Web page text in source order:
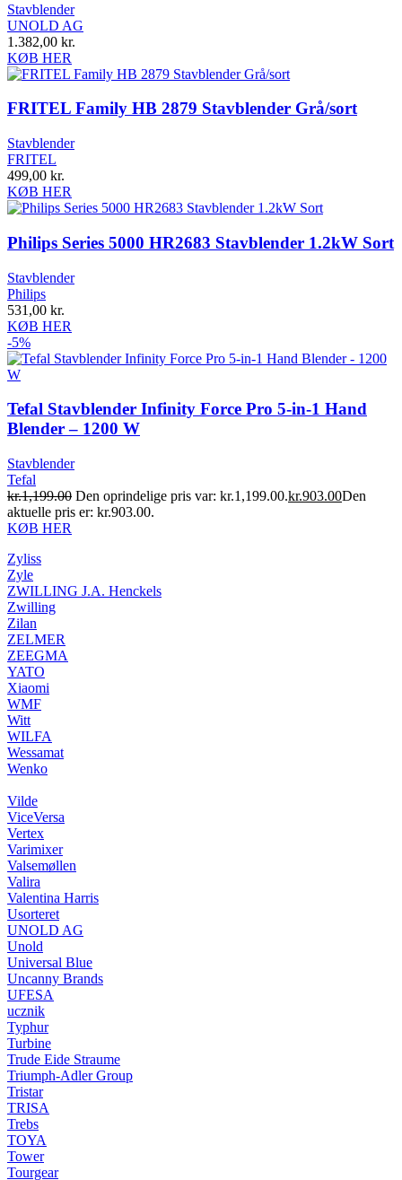
Stavblender
UNOLD AG
1.382,00 kr.
KØB HER
FRITEL Family HB 2879 Stavblender Grå/sort
Stavblender
FRITEL
499,00 kr.
KØB HER
Philips Series 5000 HR2683 Stavblender 1.2kW Sort
Stavblender
Philips
531,00 kr.
KØB HER
-5%
Tefal Stavblender Infinity Force Pro 5-in-1 Hand
Blender – 1200 W
Stavblender
Tefal
kr.1,199.00 Den oprindelige pris var: kr.1,199.00.kr.903.00Den
aktuelle pris er: kr.903.00.
KØB HER
Zyliss
Zyle
ZWILLING J.A. Henckels
Zwilling
Zilan
ZELMER
ZEEGMA
YATO
Xiaomi
WMF
Witt
WILFA
Wessamat
Wenko
Vilde
ViceVersa
Vertex
Varimixer
Valsemøllen
Valira
Valentina Harris
Usorteret
UNOLD AG
Unold
Universal Blue
Uncanny Brands
UFESA
ucznik
Typhur
Turbine
Trude Eide Straume
Triumph-Adler Group
Tristar
TRISA
Trebs
TOYA
Tower
Tourgear